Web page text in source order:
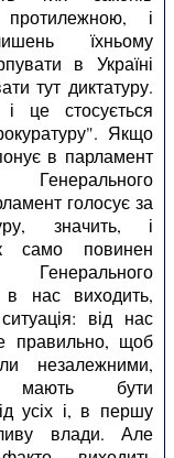
і
їхньому
в Україні
тут диктатуру.
це стосується
Якщо
в парламент
Генерального
голосує за
значить, і
само повинен
нас виходить,
від нас
правильно, щоб
незалежними,
бути
усіх і, в першу
влади. Але